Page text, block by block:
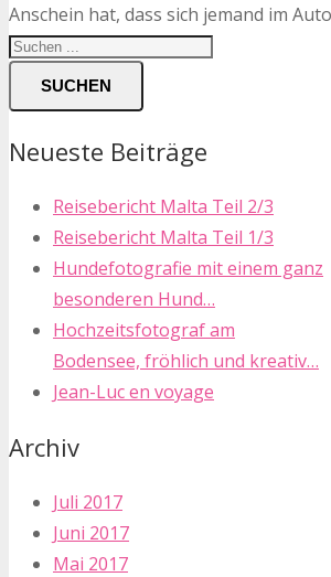
Anschein hat, dass sich jemand im
SUCHEN
Neueste Beiträge
Reisebericht Malta Teil 2/3
Reisebericht Malta Teil 1/3
Hundefotografie mit einem ganz
besonderen Hund…
Hochzeitsfotograf am
Bodensee, fröhlich und kreativ…
Jean-Luc en voyage
Archiv
Juli 2017
Juni 2017
Mai 2017